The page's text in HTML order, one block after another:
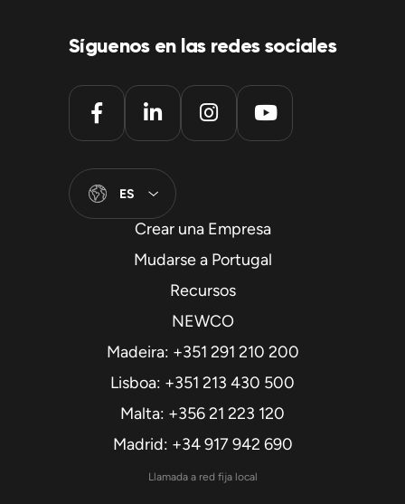
Síguenos en las redes sociales
ES
Crear una Empresa
Mudarse a Portugal
Recursos
NEWCO
Madeira: +351 291 210 200
Lisboa: +351 213 430 500
Malta: +356 21 223 120
Madrid: +34 917 942 690
Llamada a red fija local